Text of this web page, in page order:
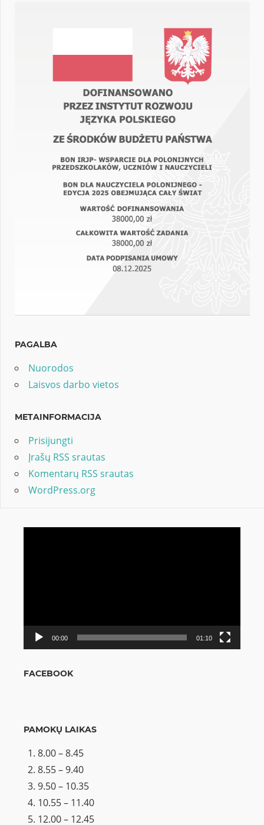
PAGALBA
Nuorodos
Laisvos darbo vietos
METAINFORMACIJA
Prisijungti
Įrašų RSS srautas
Komentarų RSS srautas
WordPress.org
00:00 01:10
FACEBOOK
PAMOKŲ LAIKAS
8.00 – 8.45
8.55 – 9.40
9.50 – 10.35
10.55 – 11.40
12.00 – 12.45